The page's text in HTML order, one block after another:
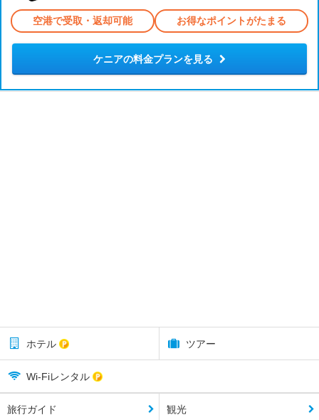
空港で受取・返却可能 お得なポイントがたまる
ケニアの料金プランを見る
ホテル ツアー
Wi-Fiレンタル
旅行ガイド 観光